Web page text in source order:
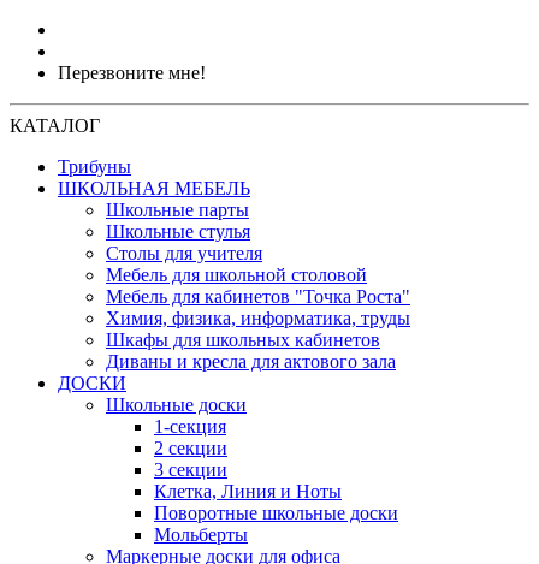
Перезвоните мне!
КАТАЛОГ
Трибуны
ШКОЛЬНАЯ МЕБЕЛЬ
Школьные парты
Школьные стулья
Столы для учителя
Мебель для школьной столовой
Мебель для кабинетов "Точка Роста"
Химия, физика, информатика, труды
Шкафы для школьных кабинетов
Диваны и кресла для актового зала
ДОСКИ
Школьные доски
1-секция
2 секции
3 секции
Клетка, Линия и Ноты
Поворотные школьные доски
Мольберты
Маркерные доски для офиса